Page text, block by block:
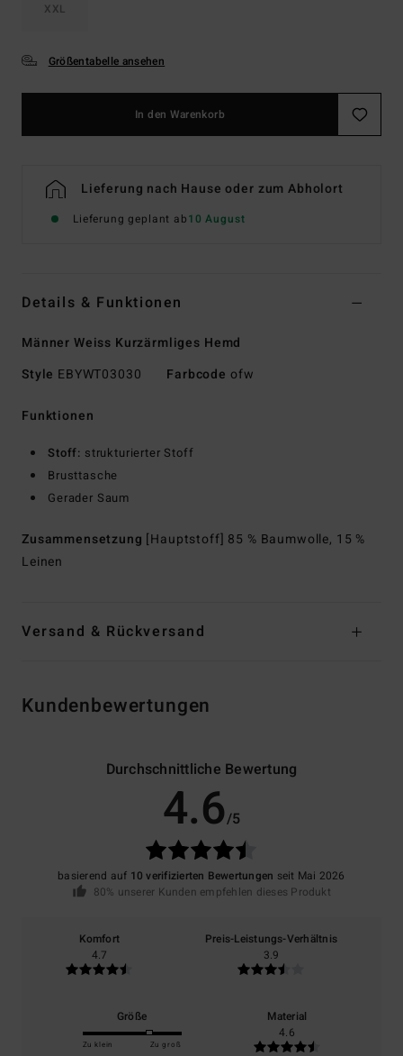
XXL
Größentabelle ansehen
In den Warenkorb
Lieferung nach Hause oder zum Abholort
Lieferung geplant ab10 August
Details & Funktionen
Männer Weiss Kurzärmliges Hemd
Style EBYWT03030 Farbcode ofw
Funktionen
Stoff: strukturierter Stoff
Brusttasche
Gerader Saum
Zusammensetzung [Hauptstoff] 85 % Baumwolle, 15 %
Leinen
Versand & Rückversand
Kundenbewertungen
Durchschnittliche Bewertung
4.6/5
basierend auf 10 verifizierten Bewertungen seit Mai 2026
80% unserer Kunden empfehlen dieses Produkt
Komfort
4.7
Preis-Leistungs-Verhältnis
3.9
Größe
Zu klein Zu groß
Material
4.6